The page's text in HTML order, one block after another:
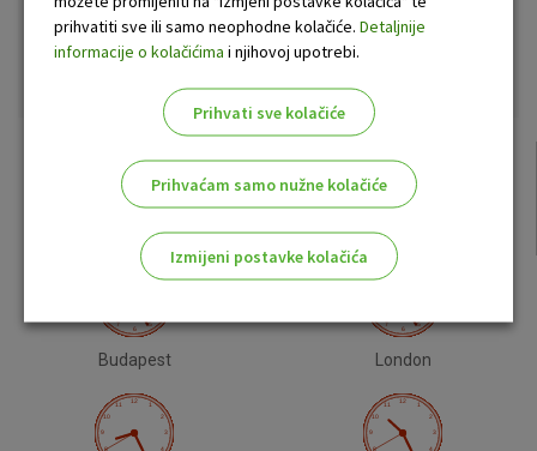
USD 1,202240 1,121320
Kolovoz.08
14:25:41
Budapest London
prihvatiti sve ili samo neophodne kolačiće. Detaljnije
informacije o kolačićima i njihovoj upotrebi.
Prihvati sve kolačiće
Prihvaćam samo nužne kolačiće
Izmijeni postavke kolačića